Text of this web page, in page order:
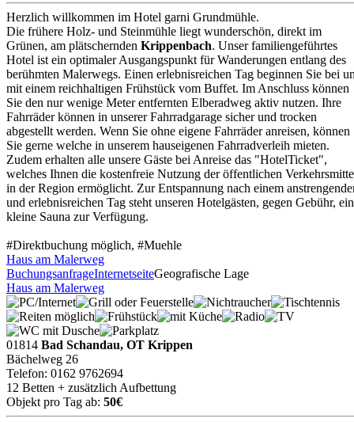
Herzlich willkommen im Hotel garni Grundmühle.
Die frühere Holz- und Steinmühle liegt wunderschön, direkt im
Grünen, am plätschernden Krippenbach. Unser familiengeführtes
Hotel ist ein optimaler Ausgangspunkt für Wanderungen entlang des
berühmten Malerwegs. Einen erlebnisreichen Tag beginnen Sie bei
mit einem reichhaltigen Frühstück vom Buffet. Im Anschluss können
Sie den nur wenige Meter entfernten Elberadweg aktiv nutzen. Ihre
Fahrräder können in unserer Fahrradgarage sicher und trocken
abgestellt werden. Wenn Sie ohne eigene Fahrräder anreisen, können
Sie gerne welche in unserem hauseigenen Fahrradverleih mieten.
Zudem erhalten alle unsere Gäste bei Anreise das "HotelTicket",
welches Ihnen die kostenfreie Nutzung der öffentlichen
in der Region ermöglicht. Zur Entspannung nach einem
und erlebnisreichen Tag steht unseren Hotelgästen, gegen Gebühr,
kleine Sauna zur Verfügung.
#Direktbuchung möglich, #Muehle
Haus am Malerweg
BuchungsanfrageInternetseiteGeografische Lage
Haus am Malerweg
01814 Bad Schandau, OT Krippen
Bächelweg 26
Telefon: 0162 9762694
12 Betten + zusätzlich Aufbettung
Objekt pro Tag ab: 50€